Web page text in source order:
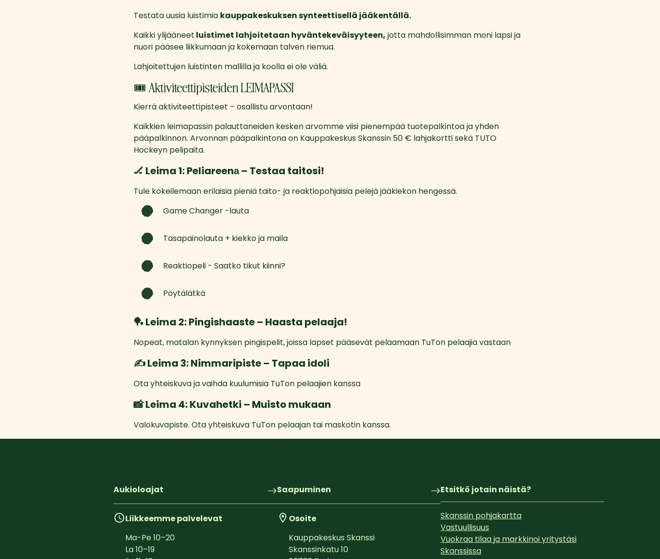
Testata uusia luistimia kauppakeskuksen synteettisellä jääkentällä.
Kaikki ylijääneet luistimet lahjoitetaan hyväntekeväisyyteen, jotta mahdollisimman moni lapsi ja
nuori pääsee liikkumaan ja kokemaan talven riemua.
Lahjoitettujen luistinten mallilla ja koolla ei ole väliä.
🎟️ Aktiviteettipisteiden LEIMAPASSI
Kierrä aktiviteettipisteet – osallistu arvontaan!
Kaikkien leimapassin palauttaneiden kesken arvomme viisi pienempää tuotepalkintoa ja yhden
pääpalkinnon. Arvonnan pääpalkintona on Kauppakeskus Skanssin 50 € lahjakortti sekä TUTO
Hockeyn pelipaita.
🏒 Leima 1: Peliareenа – Testaa taitosi!
Tule kokeilemaan erilaisia pieniä taito- ja reaktiopohjaisia pelejä jääkiekon hengessä.
Game Changer -lauta
Tasapainolauta + kiekko ja maila
Reaktiopeli - Saatko tikut kiinni?
Pöytälätkä
🏓 Leima 2: Pingishaaste – Haasta pelaaja!
Nopeat, matalan kynnyksen pingispelit, joissa lapset pääsevät pelaamaan TuTon pelaajia vastaan
✍️ Leima 3: Nimmaripiste – Tapaa idoli
Ota yhteiskuva ja vaihda kuulumisia TuTon pelaajien kanssa
📸 Leima 4: Kuvahetki – Muisto mukaan
Valokuvapiste. Ota yhteiskuva TuTon pelaajan tai maskotin kanssa.
Aukioloajat
Liikkeemme palvelevat
Ma-Pe10–20
La10–19
Saapuminen
Osoite
Kauppakeskus Skanssi
Skanssinkatu 10
Etsitkö jotain näistä?
Skanssin pohjakartta
Vastuullisuus
Vuokraa tilaa ja markkinoi yritystäsi
Skanssissa